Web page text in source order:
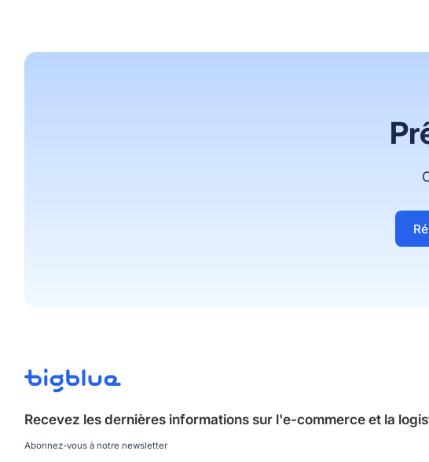
Recevez les dernières informations sur l'e-commerce et la
Abonnez-vous à notre newsletter